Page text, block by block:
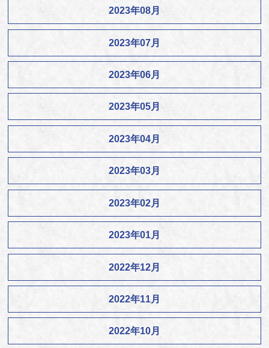
2023年08月
2023年07月
2023年06月
2023年05月
2023年04月
2023年03月
2023年02月
2023年01月
2022年12月
2022年11月
2022年10月